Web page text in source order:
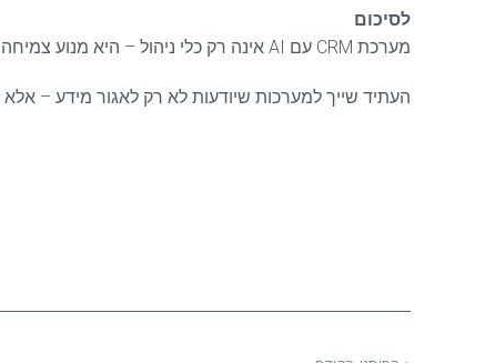
לסיכום
מערכת CRM עם AI אינה רק כלי ניהול – היא מנוע צמיחה. היא חוסכת זמן, משפרת תהליכים, מגדילה מכירות ומאפשרת לעבוד בצורה חכמה ומדויקת יותר.
העתיד שייך למערכות שיודעות לא רק לאגור מידע – אלא